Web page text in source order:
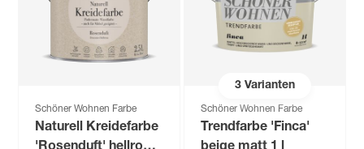
Schöner Wohnen Farbe
Naturell Kreidefarbe
3Varianten
Schöner Wohnen Farbe
Trendfarbe 'Finca'